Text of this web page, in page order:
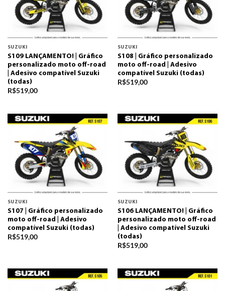
SUZUKI
S109 LANÇAMENTO! | Gráfico
personalizado moto off-road
| Adesivo compatível Suzuki
(todas)
R$519,00
SUZUKI
S108 | Gráfico personalizado
moto off-road | Adesivo
compatível Suzuki (todas)
R$519,00
SUZUKI
S107 | Gráfico personalizado
moto off-road | Adesivo
compatível Suzuki (todas)
R$519,00
SUZUKI
S106 LANÇAMENTO! | Gráfico
personalizado moto off-road
| Adesivo compatível Suzuki
(todas)
R$519,00